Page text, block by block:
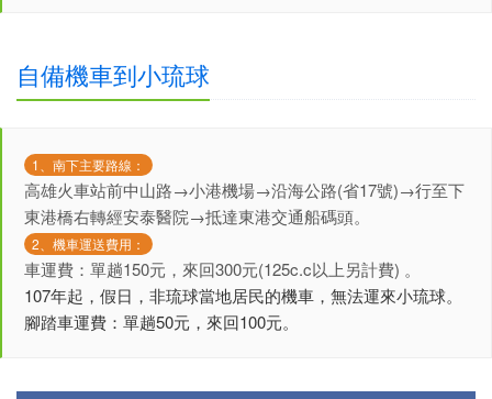
自備機車到小琉球
1、南下主要路線：
高雄火車站前中山路→小港機場→沿海公路(省17號)→行至下
東港橋右轉經安泰醫院→抵達東港交通船碼頭。
2、機車運送費用：
車運費：單趟150元，來回300元(125c.c以上另計費) 。
107年起，假日，非琉球當地居民的機車，無法運來小琉球。
腳踏車運費：單趟50元，來回100元。